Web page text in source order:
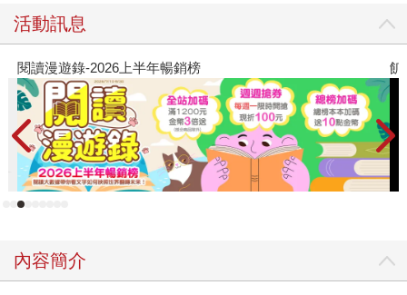
活動訊息
閱讀漫遊錄-2026上半年暢銷榜 飢
內容簡介